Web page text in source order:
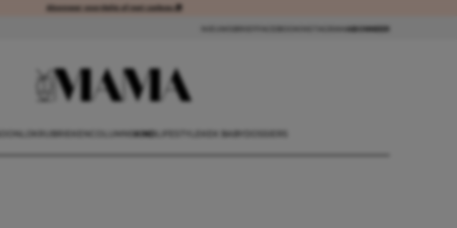
Abonneer voordelig of met cadeau 🎁Abonneer voordelig of met cadeau 🎁
ABONNEER
KIND